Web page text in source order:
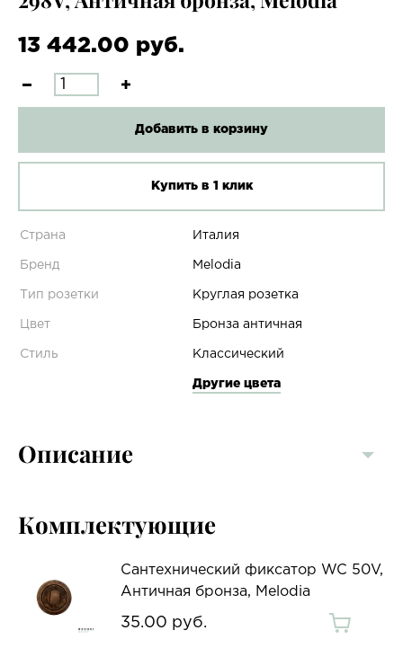
13 442.00 руб.
Добавить в корзину
Купить в 1 клик
Страна Италия
Бренд Melodia
Тип розетки Круглая розетка
Цвет Бронза античная
Стиль Классический
Другие цвета
Описание
Комплектующие
Сантехнический фиксатор WC 50V,
Античная бронза, Melodia
35.00 руб.